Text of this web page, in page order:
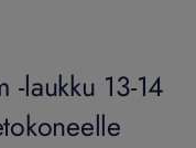
-laukku 13-14